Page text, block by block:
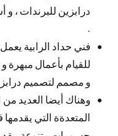
درابزين للبرندات ، و
.
فني حداد الرابية
للقيام بأعمال مبهرة
و مصمم لتصميم
وهناك أيضا العديد
المتعدةة التي يقدمها